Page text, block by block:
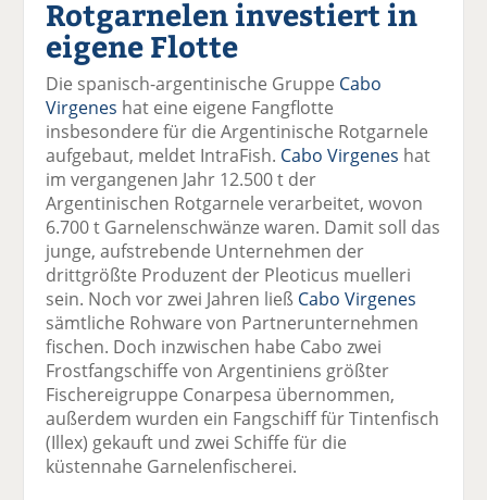
el
a
F
ac
e
b
o
k
te
il
e
n
el
t
tt
n
el
a
Li
k
e
n
te
e
n
el
p
ai
l
er
se
d
e
n
n
Rotgarnelen investiert in
eigene Flotte
Die spanisch-argentinische Gruppe Cabo
Virgenes hat eine eigene Fangflotte
insbesondere für die Argentinische Rotgarnele
aufgebaut, meldet IntraFish. Cabo Virgenes hat
im vergangenen Jahr 12.500 t der
Argentinischen Rotgarnele verarbeitet, wovon
6.700 t Garnelenschwänze waren. Damit soll das
junge, aufstrebende Unternehmen der
drittgrößte Produzent der Pleoticus muelleri
sein. Noch vor zwei Jahren ließ Cabo Virgenes
sämtliche Rohware von Partnerunternehmen
fischen. Doch inzwischen habe Cabo zwei
Frostfangschiffe von Argentiniens größter
Fischereigruppe Conarpesa übernommen,
außerdem wurden ein Fangschiff für Tintenfisch
(Illex) gekauft und zwei Schiffe für die
küstennahe Garnelenfischerei.